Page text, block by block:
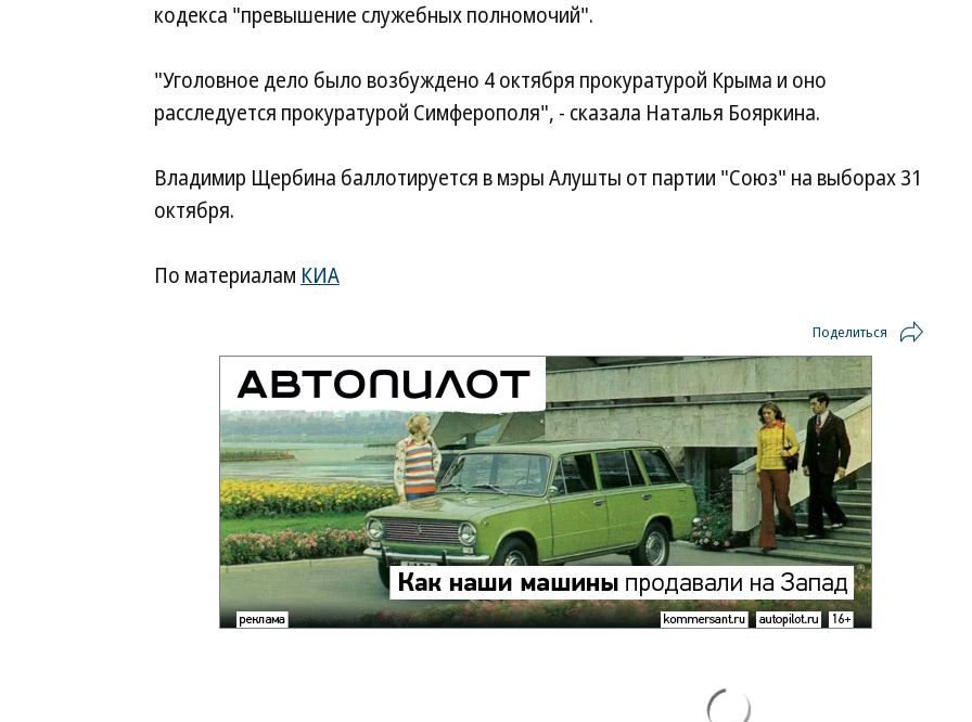
кодекса "превышение служебных полномочий".
"Уголовное дело было возбуждено 4 октября прокуратурой Крыма и оно
расследуется прокуратурой Симферополя", - сказала Наталья Бояркина.
Владимир Щербина баллотируется в мэры Алушты от партии "Союз" на выборах 31
октября.
По материалам КИА
Поделиться